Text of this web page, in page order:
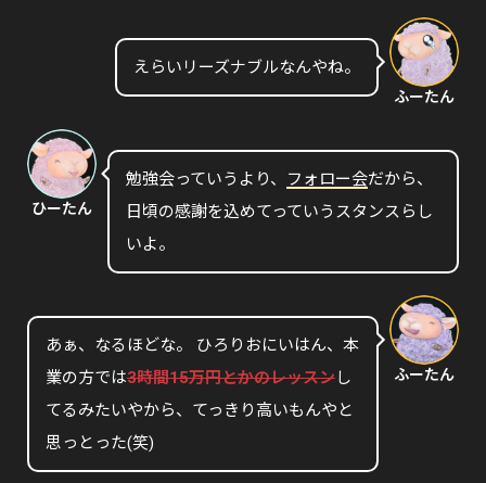
えらいリーズナブルなんやね。
ふーたん
ひーたん
勉強会っていうより、 フォロー会だから、
日頃の感謝を込めてっていうスタンスらし
いよ。
あぁ、なるほどな。 ひろりおにいはん、本
業の方では3時間15万円とかのレッスンし
てるみたいやから、てっきり高いもんやと
思っとった(笑)
ふーたん